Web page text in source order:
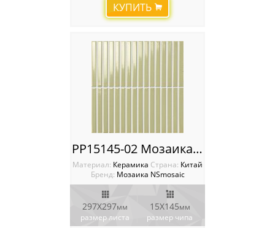
КУПИТЬ
PP15145-02 Мозаика NSmosaic
Материал: Керамика Cтрана: Китай
Бренд: Мозаика NSmosaic
297X297мм
размер листа
15X145мм
размер чипа